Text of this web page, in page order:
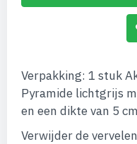
Verpakking: 1 stuk
Pyramide lichtgrijs
en een dikte van 5
Verwijder de